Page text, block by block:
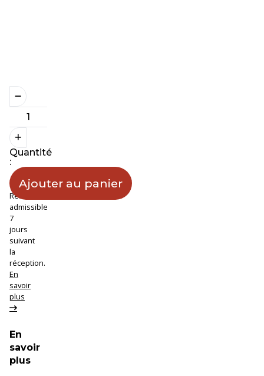
Quantité
:
Retour
admissible
7
jours
suivant
la
réception.
En
savoir
plus
En
savoir
plus